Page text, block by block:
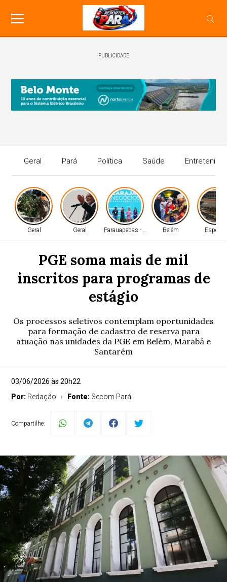
PUBLICIDADE
Geral Pará Política Saúde
Geral Geral Parauapebas - PA Belém
PGE soma mais de mil
inscritos para programas de
estágio
Os processos seletivos contemplam oportunidades
para formação de cadastro de reserva para
atuação nas unidades da PGE em Belém, Marabá e
Santarém
03/06/2026 às 20h22
Por: Redação Fonte: Secom Pará
Compartilhe: